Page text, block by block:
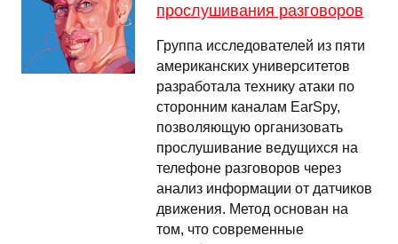
прослушивания разговоров
Группа исследователей из пяти
американских университетов
разработала технику атаки по
сторонним каналам EarSpy,
позволяющую организовать
прослушивание ведущихся на
телефоне разговоров через
анализ информации от датчиков
движения. Метод основан на
том, что современные